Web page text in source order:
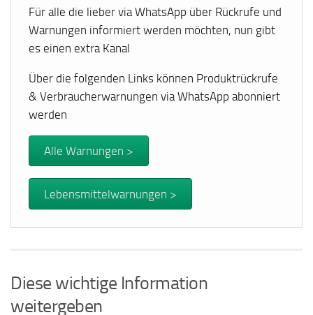
Für alle die lieber via WhatsApp über Rückrufe und
Warnungen informiert werden möchten, nun gibt
es einen extra Kanal
Über die folgenden Links können Produktrückrufe
& Verbraucherwarnungen via WhatsApp abonniert
werden
Alle Warnungen >
Lebensmittelwarnungen >
Diese wichtige Information
weitergeben